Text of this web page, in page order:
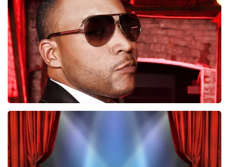
247laatste 30 minuten
BESTEL NU
Don Omar
224 laatste 30 minuten
BESTEL NU